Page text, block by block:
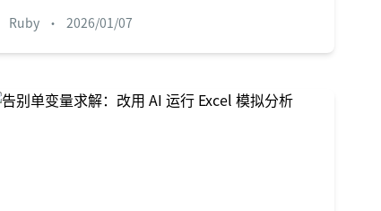
即可获得完美格式化的数据。
Ruby • 2026/01/07